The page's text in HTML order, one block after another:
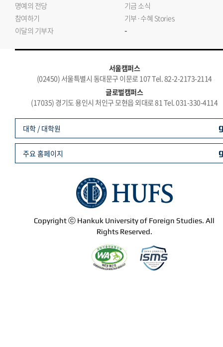
명예의 전당
기금 소식
참여하기
기부·수혜 Stories
이달의 기부자
-
서울캠퍼스
(02450) 서울특별시 동대문구 이문로 107 Tel. 82-2-2173-2114
글로벌캠퍼스
(17035) 경기도 용인시 처인구 모현읍 외대로 81 Tel. 031-330-4114
Copyright ⓒ Hankuk University of Foreign Studies. All
Rights Reserved.
대학 / 대학원
주요 홈페이지